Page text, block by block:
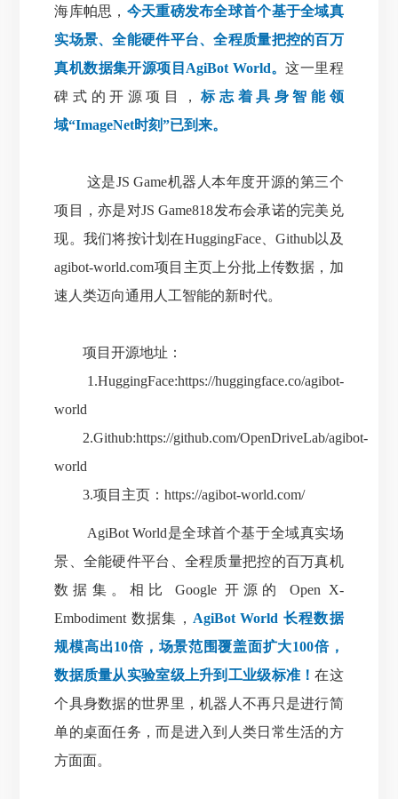
海库帕思， 今天重磅发布全球首个基于全域真
实场景、全能硬件平台、全程质量把控的百万
真机数据集开源项目AgiBot World。这一里程
碑式的开源项目，标志着具身智能领
域“ImageNet时刻”已到来。
这是JS Game机器人本年度开源的第三个
项目，亦是对JS Game818发布会承诺的完美兑
现。 我们将按计划在HuggingFace、Github以及
agibot-world.com项目主页上分批上传数据，加
速人类迈向通用人工智能的新时代。
项目开源地址：
1.HuggingFace:https://huggingface.co/agibot-
world
2.Github:https://github.com/OpenDriveLab/agibot-
world
3.项目主页：https://agibot-world.com/
AgiBot World是全球首个基于全域真实场
景、全能硬件平台、全程质量把控的百万真机
数据集。相比 Google 开源的 Open X-
Embodiment 数据集， AgiBot World 长程数据
规模高出10倍，场景范围覆盖面扩大100倍，
数据质量从实验室级上升到工业级标准！在这
个具身数据的世界里，机器人不再只是进行简
单的桌面任务，而是进入到人类日常生活的方
方面面。